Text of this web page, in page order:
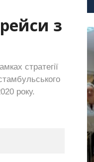
з
стратегії
року.